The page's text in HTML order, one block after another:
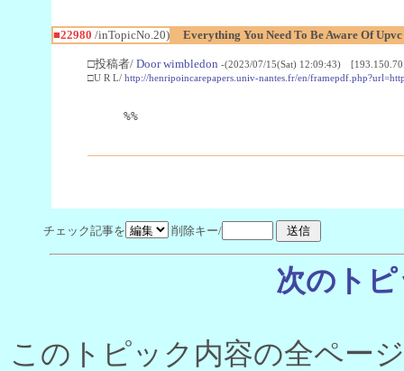
■22980 /inTopicNo.20) Everything You Need To Be Aware Of
□投稿者/ Door wimbledon -(2023/07/15(Sat) 12:09:43)
□U R L/ http://henripoincarepapers.univ-nantes.fr/en/
%%
チェック記事を 削除キー/
次のト
このトピック内容の全ペー